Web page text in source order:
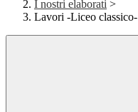
I nostri elaborati >
Lavori -Liceo classico-